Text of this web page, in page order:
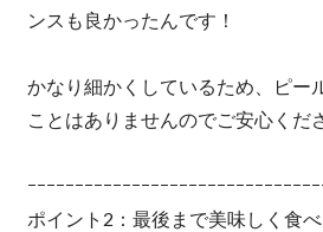
ンスも良かったんです！
かなり細かくしているため、ピー
ことはありませんのでご安心くだ
ｰｰｰｰｰｰｰｰｰｰｰｰｰｰｰｰｰｰｰｰｰｰｰｰｰｰｰｰｰｰ
ポイント2：最後まで美味しく食